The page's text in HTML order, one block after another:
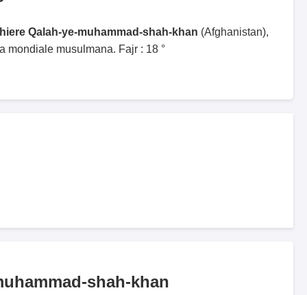
Qalah-ye-muhammad-shah-khan (Afghanistan),
mondiale musulmana. Fajr : 18 °
shah-khan